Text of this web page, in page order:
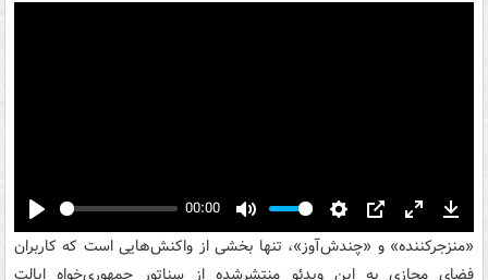
Play
00:00
Mute Settings
PIP Enter
fullscreen
«منزجرکننده» و «چندش‌آوز»، تنها بخشی از واکنش‌هایی است که کاربران
فضای مجازی به این ویدئو منتشرشده از سناتور جمهوری‌خواه ایالت